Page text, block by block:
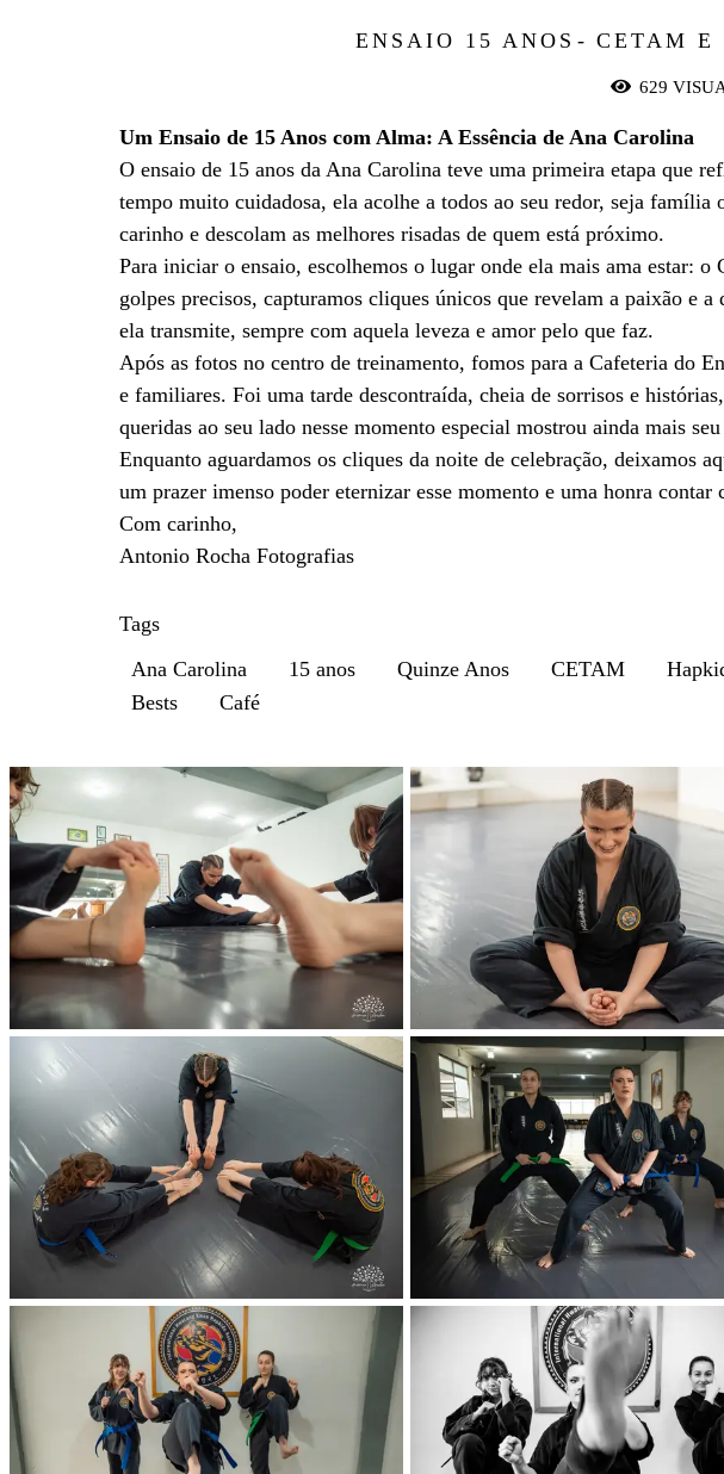
ENSAIO 15 ANOS CETAM E
629
Um Ensaio de 15 Anos com Alma: A Essência de Ana Carolina
O ensaio de 15 anos da Ana Carolina teve uma primeira etapa que
tempo muito cuidadosa, ela acolhe a todos ao seu redor, seja família
carinho e descolam as melhores risadas de quem está próximo.
Para iniciar o ensaio, escolhemos o lugar onde ela mais ama estar:
golpes precisos, capturamos cliques únicos que revelam a paixão e
ela transmite, sempre com aquela leveza e amor pelo que faz.
Após as fotos no centro de treinamento, fomos para a Cafeteria do
e familiares. Foi uma tarde descontraída, cheia de sorrisos e
queridas ao seu lado nesse momento especial mostrou ainda mais
Enquanto aguardamos os cliques da noite de celebração, deixamos
um prazer imenso poder eternizar esse momento e uma honra
Com carinho,
Antonio Rocha Fotografias
Tags
Ana Carolina
15 anos Quinze Anos CETAM
Bests
Café